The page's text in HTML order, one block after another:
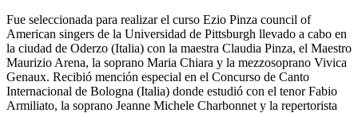
Fue seleccionada para realizar el curso Ezio Pinza council of
American singers de la Universidad de Pittsburgh llevado a cabo en
la ciudad de Oderzo (Italia) con la maestra Claudia Pinza, el Maestro
Maurizio Arena, la soprano Maria Chiara y la mezzosoprano Vivica
Genaux. Recibió mención especial en el Concurso de Canto
Internacional de Bologna (Italia) donde estudió con el tenor Fabio
Armiliato, la soprano Jeanne Michele Charbonnet y la repertorista